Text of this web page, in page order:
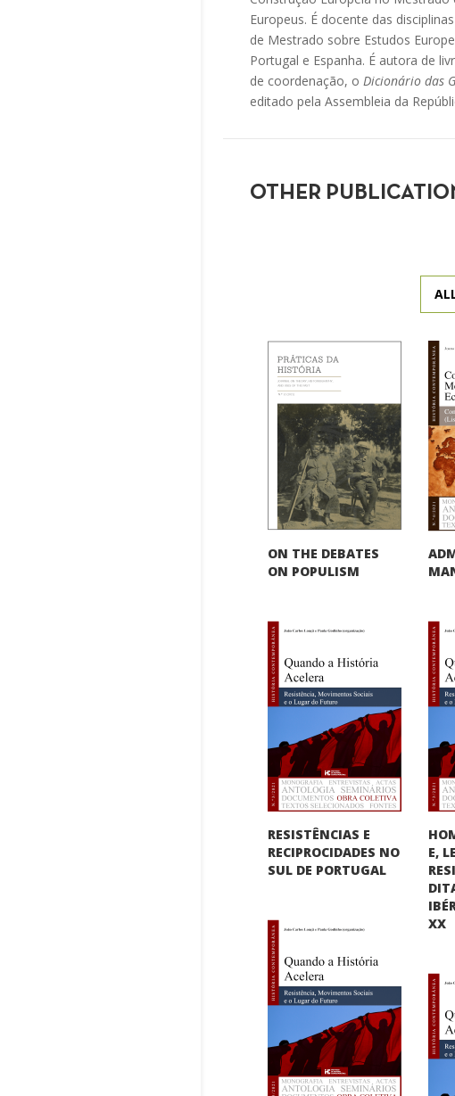
Europeus. É docente das
de Mestrado sobre Estudos
Portugal e Espanha. É autora de
de coordenação, o Dicionário das
editado pela Assembleia da
OTHER
ON THE DEBATES
ON POPULISM
RESISTÊNCIAS E
RECIPROCIDADES NO
SUL DE PORTUGAL
E,
XX